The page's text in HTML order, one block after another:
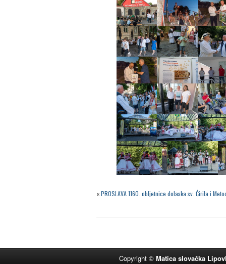
«PROSLAVA 1160. obljetnice dolaska sv. Ćirila i
Copyright ©Matica slovačka